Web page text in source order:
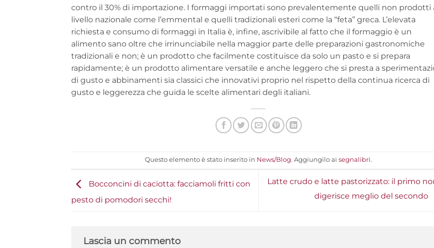
contro il 30% di importazione. I formaggi importati sono prevalentemente quelli non prodotti
livello nazionale come l’emmental e quelli tradizionali esteri come la “feta” greca. L’elevata
richiesta e consumo di formaggi in Italia è, infine, ascrivibile al fatto che il formaggio è un
alimento sano oltre che irrinunciabile nella maggior parte delle preparazioni gastronomiche
tradizionali e non; è un prodotto che facilmente costituisce da solo un pasto e si prepara
rapidamente; è un prodotto alimentare versatile e anche leggero che si presta a
di gusto e abbinamenti sia classici che innovativi proprio nel rispetto della continua ricerca di
gusto e leggerezza che guida le scelte alimentari degli italiani.
Questo elemento è stato inserito in News/Blog. Aggiungilo ai segnalibri.
Bocconcini di caciotta: facciamoli fritti con
pesto di pomodori secchi!
Latte crudo e latte pastorizzato: il primo
digerisce meglio del secondo
Lascia un commento